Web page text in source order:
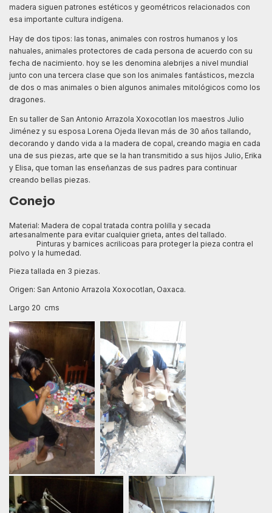
madera siguen patrones estéticos y geométricos relacionados con
esa importante cultura indígena.
Hay de dos tipos: las tonas, animales con rostros humanos y los
nahuales, animales protectores de cada persona de acuerdo con su
fecha de nacimiento. hoy se les denomina alebrijes a nivel mundial
junto con una tercera clase que son los animales fantásticos, mezcla
de dos o mas animales o bien algunos animales mitológicos como los
dragones.
En su taller de San Antonio Arrazola Xoxocotlan los maestros Julio
Jiménez y su esposa Lorena Ojeda llevan más de 30 años tallando,
decorando y dando vida a la madera de copal, creando magia en cada
una de sus piezas, arte que se la han transmitido a sus hijos Julio, Erika
y Elisa, que toman las enseñanzas de sus padres para continuar
creando bellas piezas.
Conejo
Material: Madera de copal tratada contra polilla y secada
artesanalmente para evitar cualquier grieta, antes del tallado.
Pinturas y barnices acrilicoas para proteger la pieza contra el
polvo y la humedad.
Pieza tallada en 3 piezas.
Origen: San Antonio Arrazola Xoxocotlan, Oaxaca.
Largo 20 cms